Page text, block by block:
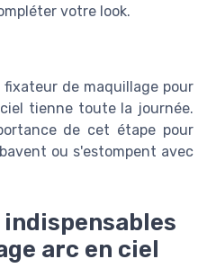
votre look.
de maquillage pour
tienne toute la journée.
de cet étape pour
ou s'estompent avec
arc en ciel